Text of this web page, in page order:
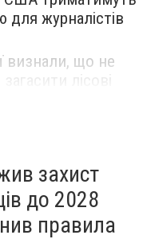
для журналістів
визнали, що не
захист
до 2028
правила